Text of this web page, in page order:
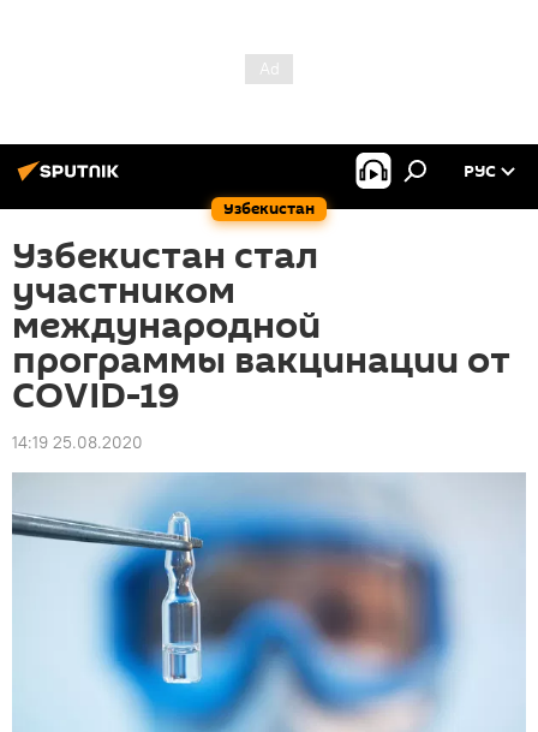
Узбекистан
РУС
Узбекистан стал
участником
международной
программы вакцинации от
COVID-19
14:19 25.08.2020